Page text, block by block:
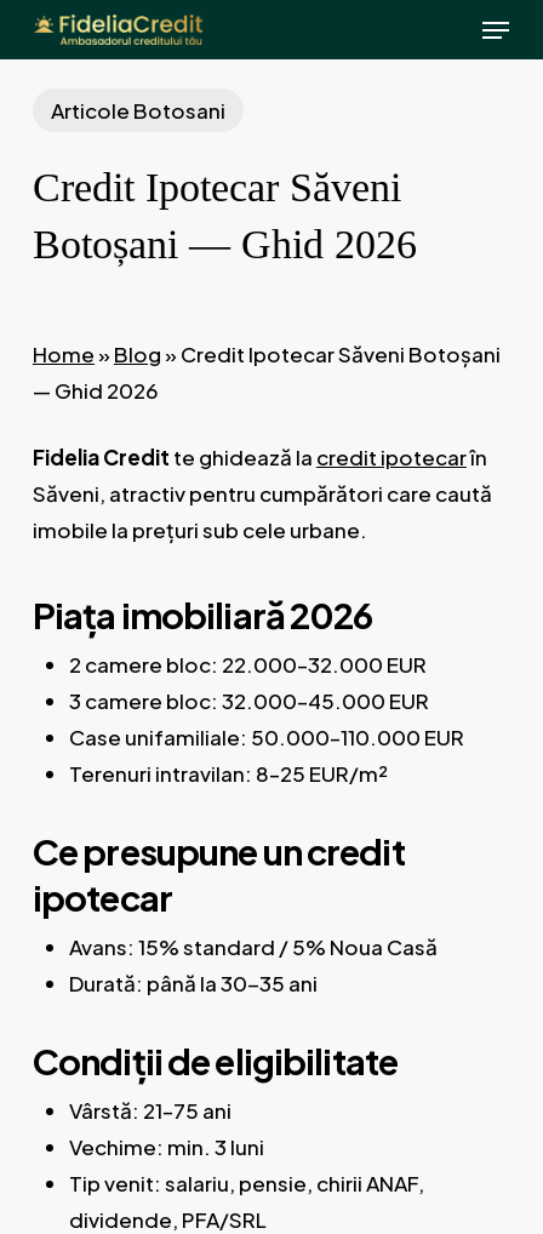
Skip
to
content
Menu
Articole Botosani
Credit Ipotecar Săveni
Botoșani — Ghid 2026
Home» Blog» Credit Ipotecar Săveni Botoșani
— Ghid 2026
Fidelia Credit te ghidează la credit ipotecarîn
Săveni, atractiv pentru cumpărători care caută
imobile la prețuri sub cele urbane.
Piața imobiliară 2026
2 camere bloc: 22.000–32.000 EUR
3 camere bloc: 32.000–45.000 EUR
Case unifamiliale: 50.000–110.000 EUR
Terenuri intravilan: 8–25 EUR/m²
Ce presupune un credit
ipotecar
Avans: 15% standard / 5% Noua Casă
Durată: până la 30-35 ani
Condiții de eligibilitate
Vârstă: 21–75 ani
Vechime: min. 3 luni
Tip venit: salariu, pensie, chirii ANAF,
dividende, PFA/SRL